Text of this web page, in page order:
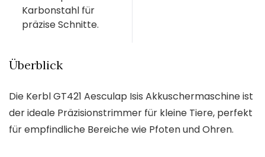
Karbonstahl für
präzise Schnitte.
Überblick
Die Kerbl GT421 Aesculap Isis Akkuschermaschine ist
der ideale Präzisionstrimmer für kleine Tiere, perfekt
für empfindliche Bereiche wie Pfoten und Ohren.